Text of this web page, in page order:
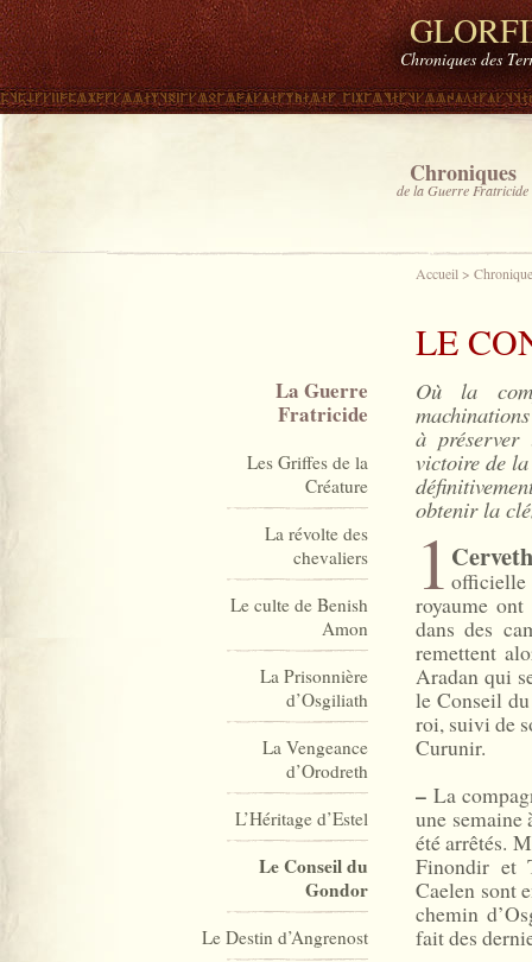
Chroniques des
Chroniques
de la Guerre Fratricide
Accueil >
LE
Où la
à préserver
victoire de
obtenir la
1
royaume
dans des
remettent
Aradan qui
le Conseil
roi, suivi de
Curunir.
– La
une
été arrêtés.
Finondir et
Caelen sont
chemin
fait des
La Guerre
Fratricide
Les Griffes de la
Créature
La révolte des
chevaliers
Le culte de Benish
Amon
La Prisonnière
d’Osgiliath
La Vengeance
d’Orodreth
L’Héritage d’Estel
Le Conseil du
Gondor
Le Destin d’Angrenost